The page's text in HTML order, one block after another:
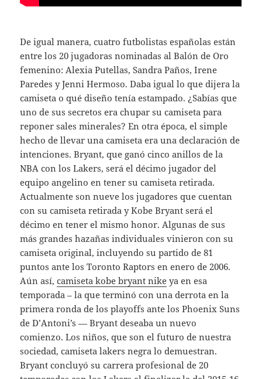
De igual manera, cuatro futbolistas españolas están
entre los 20 jugadoras nominadas al Balón de Oro
femenino: Alexia Putellas, Sandra Paños, Irene
Paredes y Jenni Hermoso. Daba igual lo que dijera la
camiseta o qué diseño tenía estampado. ¿Sabías que
uno de sus secretos era chupar su camiseta para
reponer sales minerales? En otra época, el simple
hecho de llevar una camiseta era una declaración de
intenciones. Bryant, que ganó cinco anillos de la
NBA con los Lakers, será el décimo jugador del
equipo angelino en tener su camiseta retirada.
Actualmente son nueve los jugadores que cuentan
con su camiseta retirada y Kobe Bryant será el
décimo en tener el mismo honor. Algunas de sus
más grandes hazañas individuales vinieron con su
camiseta original, incluyendo su partido de 81
puntos ante los Toronto Raptors en enero de 2006.
Aún así,camiseta kobe bryant nike ya en esa
temporada – la que terminó con una derrota en la
primera ronda de los playoffs ante los Phoenix Suns
de D’Antoni’s — Bryant deseaba un nuevo
comienzo. Los niños, que son el futuro de nuestra
sociedad, camiseta lakers negra lo demuestran.
Bryant concluyó su carrera profesional de 20